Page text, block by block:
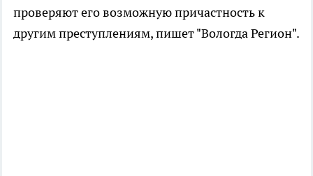
проверяют его возможную причастность к
другим преступлениям, пишет "Вологда Регион".